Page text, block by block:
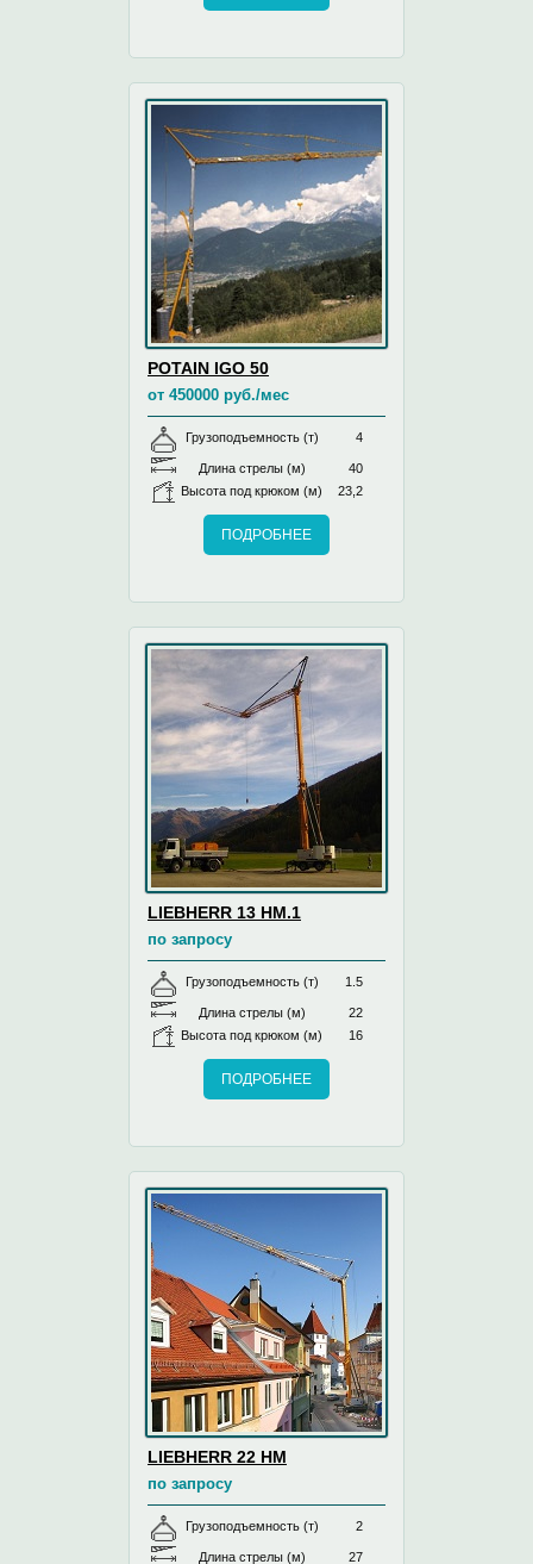
POTAIN IGO 50
от 450000 руб./мес
Грузоподъемность (т) 4
Длина стрелы (м)
40
Высота под крюком (м)
23,2
ПОДРОБНЕЕ
LIEBHERR 13 HM.1
по запросу
Грузоподъемность (т) 1.5
Длина стрелы (м)
22
Высота под крюком (м)
16
ПОДРОБНЕЕ
LIEBHERR 22 НМ
по запросу
Грузоподъемность (т) 2
Длина стрелы (м) 27